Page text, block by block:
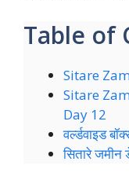
Table of
Sitare
Sitare
Day 12
वर्ल्डवाइड
सितारे